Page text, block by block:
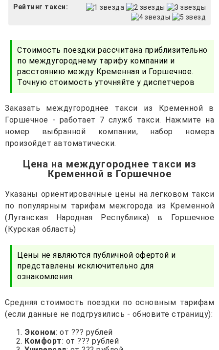
Рейтинг такси:
Стоимость поездки рассчитана приблизительно
по междугороднему тарифу компании и
расстоянию между Кременная и Горшечное.
Точную стоимость уточняйте у диспетчеров
Заказать междугороднее такси из Кременной в
Горшечное - работает 7 служб такси. Нажмите на
номер выбранной компании, набор номера
произойдет автоматически.
Цена на междугороднее такси из
Кременной в Горшечное
Указаны ориентировачные цены на легковом такси
по популярным тарифам межгорода из Кременной
(Луганская Народная Республика) в Горшечное
(Курская область)
Цены не являются публичной офертой и
представлены исключительно для
ознакомления.
Средняя стоимость поездки по основным тарифам
(если данные не подгрузились - обновите страницу):
Эконом: от ??? рублей
Комфорт: от ??? рублей